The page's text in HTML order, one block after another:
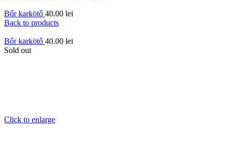
Bőr karkötő 40.00 lei
Back to products
Bőr karkötő 40.00 lei
Sold out
Click to enlarge